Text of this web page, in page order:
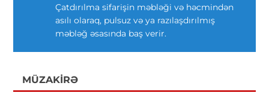
Çatdırılma sifarişin məbləği və həcmindən
asılı olaraq, pulsuz və ya razılaşdırılmış
məbləğ əsasında baş verir.
MÜZAKIRƏ